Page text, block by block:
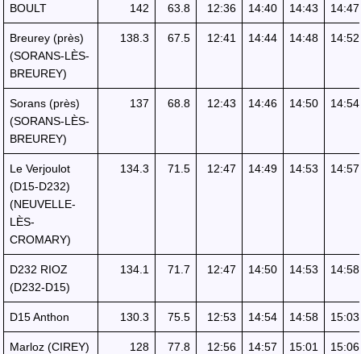
BOULT 142 63.8 12:36 14:40 14:43 14:47
Breurey (près)
(SORANS-LÈS-
BREUREY)
138.3 67.5 12:41 14:44 14:48 14:52
Sorans (près)
(SORANS-LÈS-
BREUREY)
137 68.8 12:43 14:46 14:50 14:54
Le Verjoulot
(D15-D232)
(NEUVELLE-
LÈS-
CROMARY)
134.3 71.5 12:47 14:49 14:53 14:57
D232 RIOZ
(D232-D15)
134.1 71.7 12:47 14:50 14:53 14:58
D15 Anthon 130.3 75.5 12:53 14:54 14:58 15:03
Marloz (CIREY) 128 77.8 12:56 14:57 15:01 15:06